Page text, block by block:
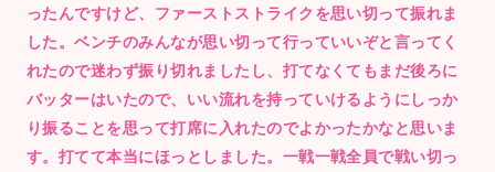
ったんですけど、ファーストストライクを思い切って振れま
した。ベンチのみんなが思い切って行っていいぞと言ってく
れたので迷わず振り切れましたし、打てなくてもまだ後ろに
バッターはいたので、いい流れを持っていけるようにしっか
り振ることを思って打席に入れたのでよかったかなと思いま
す。打てて本当にほっとしました。一戦一戦全員で戦い切っ